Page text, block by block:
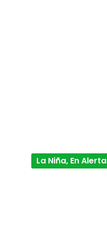
La Niña, En Alerta